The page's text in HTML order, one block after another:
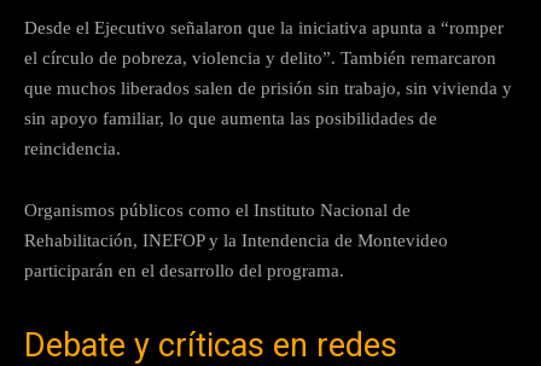
Desde el Ejecutivo señalaron que la iniciativa apunta a “romper
el círculo de pobreza, violencia y delito”. También remarcaron
que muchos liberados salen de prisión sin trabajo, sin vivienda y
sin apoyo familiar, lo que aumenta las posibilidades de
reincidencia.
Organismos públicos como el Instituto Nacional de
Rehabilitación, INEFOP y la Intendencia de Montevideo
participarán en el desarrollo del programa.
Debate y críticas en redes